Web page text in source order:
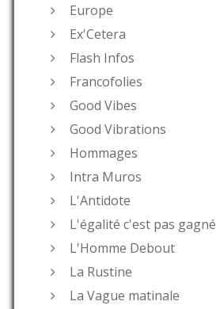
Europe
Ex'Cetera
Flash Infos
Francofolies
Good Vibes
Good Vibrations
Hommages
Intra Muros
L'Antidote
L'égalité c'est pas gagné
L'Homme Debout
La Rustine
La Vague matinale